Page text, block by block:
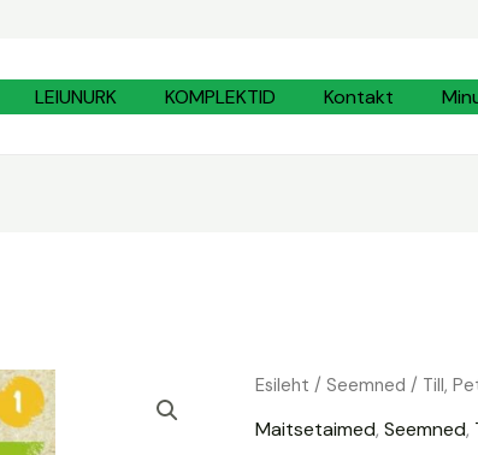
LEIUNURK KOMPLEKTID Kontakt
Esileht / Seemned / Till,
Maitsetaimed,Seemned,
Apteegitill
fenkol